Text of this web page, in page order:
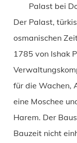
Palast bei
Der Palast,
osmanischen
1785 von Ishak
für die Wachen,
eine Moschee
Harem. Der
Bauzeit nicht